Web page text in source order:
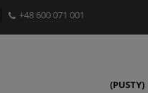
+48 600 071 001
(PUSTY)